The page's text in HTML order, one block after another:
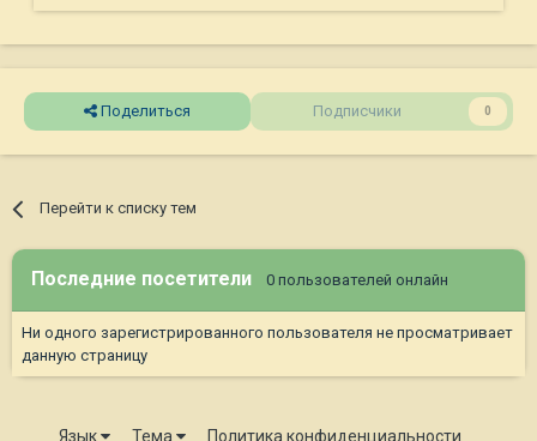
Поделиться Подписчики 0
Перейти к списку тем
Последние посетители 0 пользователей онлайн
Ни одного зарегистрированного пользователя не просматривает
данную страницу
Язык Тема Политика конфиденциальности